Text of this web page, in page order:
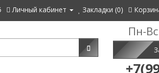
Личный кабинет Закладки (0)
Пн-